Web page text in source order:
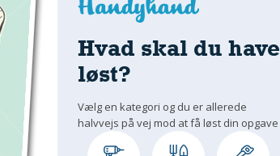
Hvad skal du have
løst?
Vælg en kategori og du er allerede
halvvejs på vej mod at få løst din opgave